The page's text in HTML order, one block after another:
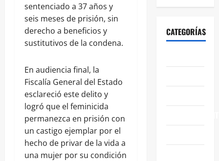
sentenciado a 37 años y
seis meses de prisión, sin
derecho a beneficios y
sustitutivos de la condena.
En audiencia final, la
Fiscalía General del Estado
esclareció este delito y
logró que el feminicida
permanezca en prisión con
un castigo ejemplar por el
hecho de privar de la vida a
una mujer por su condición
CATEGORÍAS